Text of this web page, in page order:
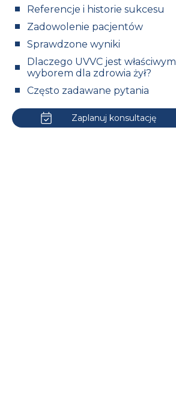
Referencje i historie sukcesu
Zadowolenie pacjentów
Sprawdzone wyniki
Dlaczego UVVC jest właściwym
wyborem dla zdrowia żył?
Często zadawane pytania
Zaplanuj konsultację